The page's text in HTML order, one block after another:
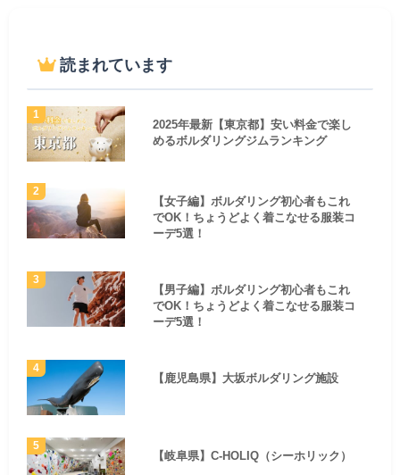
読まれています
2025年最新【東京都】安い料金で楽し
めるボルダリングジムランキング
【女子編】ボルダリング初心者もこれ
でOK！ちょうどよく着こなせる服装コ
ーデ5選！
【男子編】ボルダリング初心者もこれ
でOK！ちょうどよく着こなせる服装コ
ーデ5選！
【鹿児島県】大坂ボルダリング施設
【岐阜県】C-HOLIQ（シーホリック）